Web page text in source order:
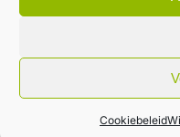
Cookiebeleid
Inschrijven
Algemene voorwaarden|